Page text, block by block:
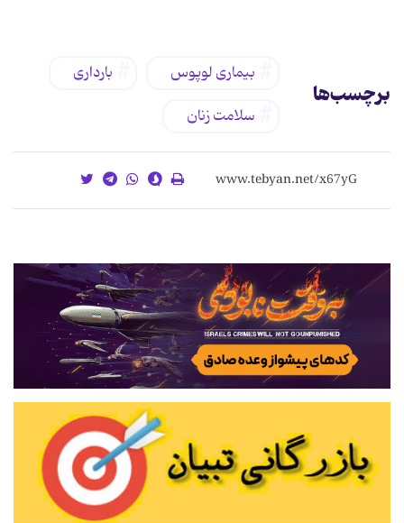
برچسب‌ها
بیماری لوپوس
بارداری
سلامت زنان